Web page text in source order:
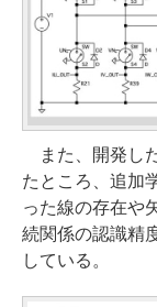
また、開発し
たところ、追加
った線の存在や
続関係の認識精
している。